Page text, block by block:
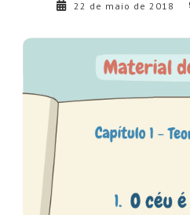
22 de maio de 2018